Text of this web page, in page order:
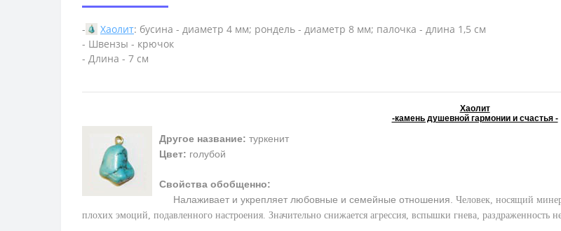
- Хаолит: бусина - диаметр 4 мм; рондель - диаметр 8 мм; палочка - длина 1,5 см
- Швензы - крючок
- Длина - 7 см
Хаолит
-камень душевной гармонии и счастья -
Другое название: туркенит
Цвет: голубой
Свойства обобщенно:
Налаживает и укрепляет любовные и семейные отношения. Человек, носящий
плохих эмоций, подавленного настроения. Значительно снижается агрессия, вспышки гнева, раздраженность